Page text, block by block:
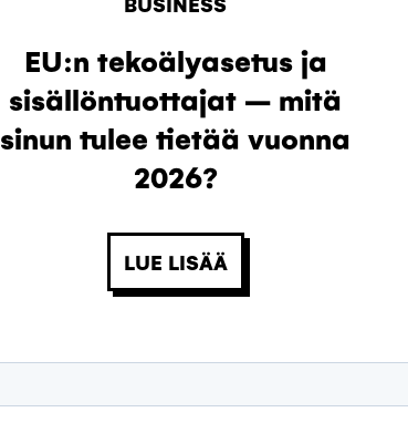
EU:n tekoälyasetus ja
sisällöntuottajat – mitä
sinun tulee tietää vuonna
2026?
LUE LISÄÄ